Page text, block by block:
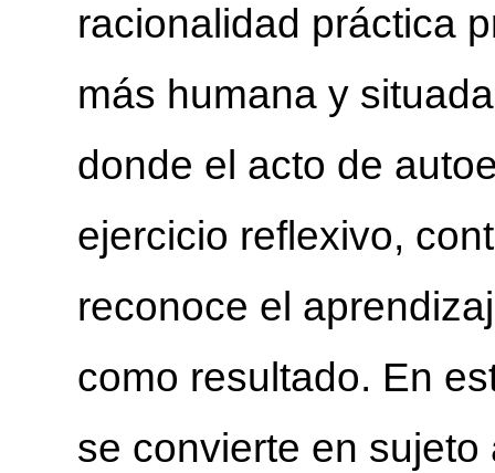
racionalidad práctica
más humana y
donde el acto de
ejercicio reflexivo,
reconoce el
como resultado. En
se convierte en